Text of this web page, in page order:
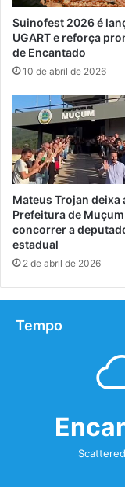
Suinofest 2026 é
UGART e reforça
de Encantado
10 de abril de 2026
Mateus Trojan deixa
Prefeitura de
concorrer a
estadual
2 de abril de 2026
Tempo